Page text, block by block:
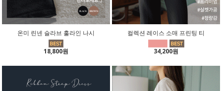
온미 린넨 슬라브 훌라인 나시
18,800원
컬렉션 레이스 소매 프린팅 티
34,200원